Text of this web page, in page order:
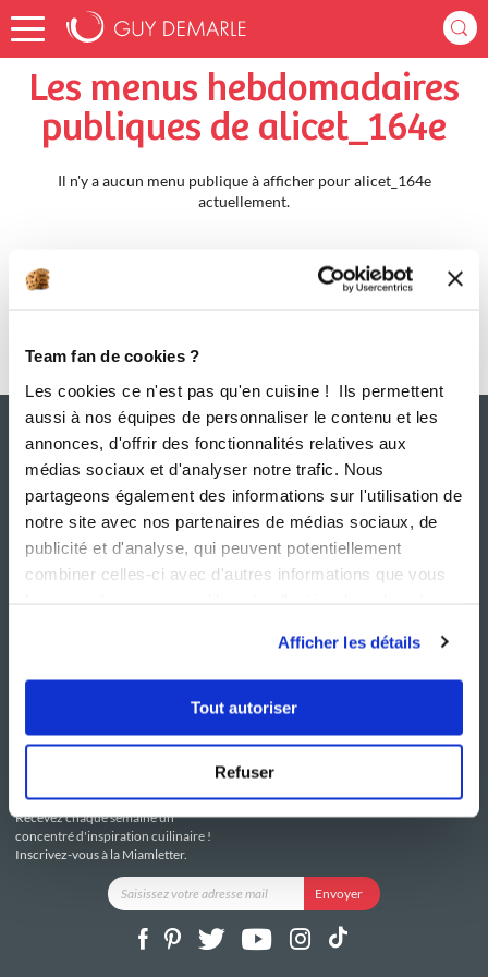
Team fan de cookies ?
Les cookies ce n'est pas qu'en cuisine ! Ils permettent
aussi à nos équipes de personnaliser le contenu et les
annonces, d'offrir des fonctionnalités relatives aux
médias sociaux et d'analyser notre trafic. Nous
partageons également des informations sur l'utilisation de
notre site avec nos partenaires de médias sociaux, de
publicité et d'analyse, qui peuvent potentiellement
combiner celles-ci avec d'autres informations que vous
Afficher les détails
Tout autoriser
Refuser
Accueil alicet_164e Menus Hebdomadaires
Les menus hebdomadaires
publiques de alicet_164e
Il n'y a aucun menu publique à afficher pour alicet_164e
actuellement.
Le Mag'
i-Cook'in
Contactez-nous
Mentions légales
Politique de confidentialité
Utilisation des Cookies
Recevez chaque semaine un
concentré d'inspiration cuilinaire !
Inscrivez-vous à la Miamletter.